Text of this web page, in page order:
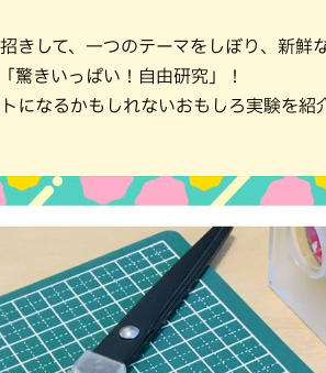
きして、一つのテーマをしぼり、新鮮
驚きいっぱい！自由研究」！
になるかもしれないおもしろ実験を紹